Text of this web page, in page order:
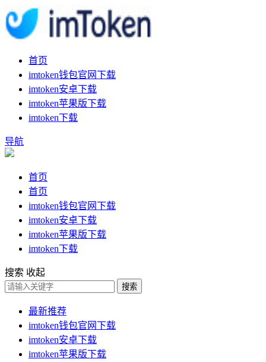
首页
imtoken钱包官网下载
imtoken安卓下载
imtoken苹果版下载
imtoken下载
导航
首页
首页
imtoken钱包官网下载
imtoken安卓下载
imtoken苹果版下载
imtoken下载
搜索 收起
搜索
最新推荐
imtoken钱包官网下载
imtoken安卓下载
imtoken苹果版下载